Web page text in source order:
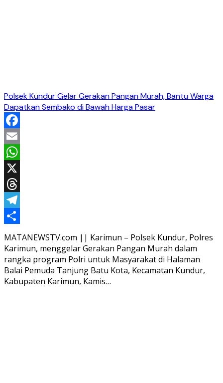
Polsek Kundur Gelar Gerakan Pangan Murah, Bantu Warga
Dapatkan Sembako di Bawah Harga Pasar
Facebook
Email
WhatsApp
X
Threads
Telegram
Share
MATANEWSTV.com || Karimun – Polsek Kundur, Polres
Karimun, menggelar Gerakan Pangan Murah dalam
rangka program Polri untuk Masyarakat di Halaman
Balai Pemuda Tanjung Batu Kota, Kecamatan Kundur,
Kabupaten Karimun, Kamis…